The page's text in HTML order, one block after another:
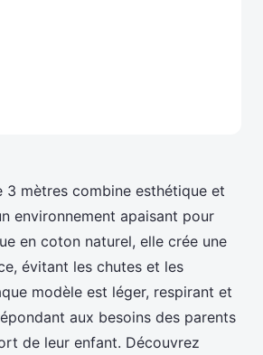
3 mètres combine esthétique et
environnement apaisant pour
en coton naturel, elle crée une
évitant les chutes et les
modèle est léger, respirant et
aux besoins des parents
de leur enfant. Découvrez